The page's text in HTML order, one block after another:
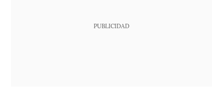
PUBLICIDAD